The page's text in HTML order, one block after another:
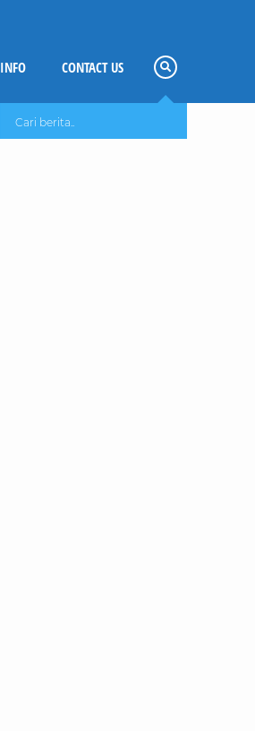
INFO CONTACT US